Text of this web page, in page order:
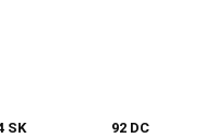
SK 92 DC